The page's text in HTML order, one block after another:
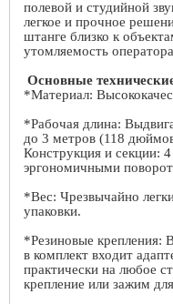
полевой и студийной
легкое и прочное
штанге близко к
утомляемость
Основные
*Материал:
*Рабочая длина:
до 3 метров (118
Конструкция и секции:
эргономичными
*Вес: Чрезвычайно
упаковки.
*Резиновые крепления:
в комплект входит
практически на любое
крепление или зажим